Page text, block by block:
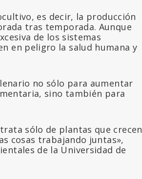
es decir, la producción
tras temporada. Aunque
de los sistemas
en peligro la salud humana y
no sólo para aumentar
sino también para
sólo de plantas que crecen
cosas trabajando juntas»,
de la Universidad de